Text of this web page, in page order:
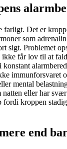
farligt. Det er
som
sigt. Problemet
ikke får lov til at
konstant
immunforsvaret
mental
natten eller har
fordi kroppen
end